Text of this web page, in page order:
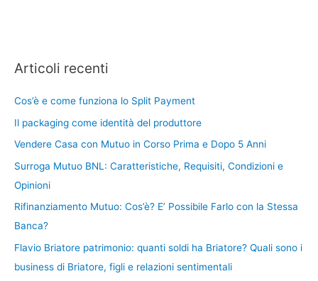
Articoli recenti
Cos’è e come funziona lo Split Payment
Il packaging come identità del produttore
Vendere Casa con Mutuo in Corso Prima e Dopo 5 Anni
Surroga Mutuo BNL: Caratteristiche, Requisiti, Condizioni e
Opinioni
Rifinanziamento Mutuo: Cos’è? E’ Possibile Farlo con la Stessa
Banca?
Flavio Briatore patrimonio: quanti soldi ha Briatore? Quali sono i
business di Briatore, figli e relazioni sentimentali